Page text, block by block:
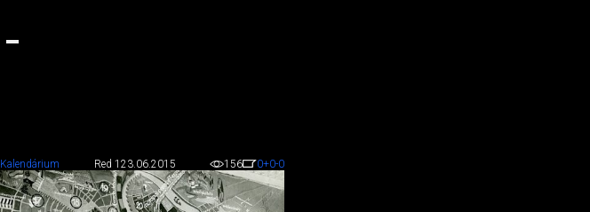
Kalendárium Red 1 23.06.2015 156 0+0-0